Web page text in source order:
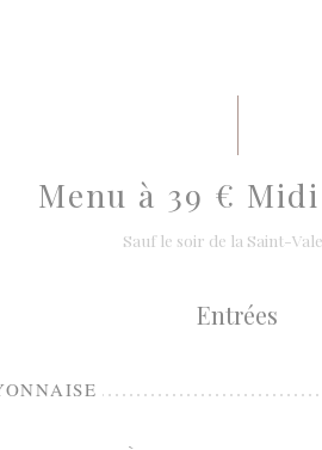
Menu à 39 €
Sauf le soir de la Saint-
Entrées